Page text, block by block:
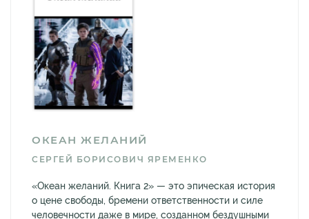
ОКЕАН ЖЕЛАНИЙ
СЕРГЕЙ БОРИСОВИЧ ЯРЕМЕНКО
«Океан желаний. Книга 2» — это эпическая история
о цене свободы, бремени ответственности и силе
человечности даже в мире, созданном бездушными